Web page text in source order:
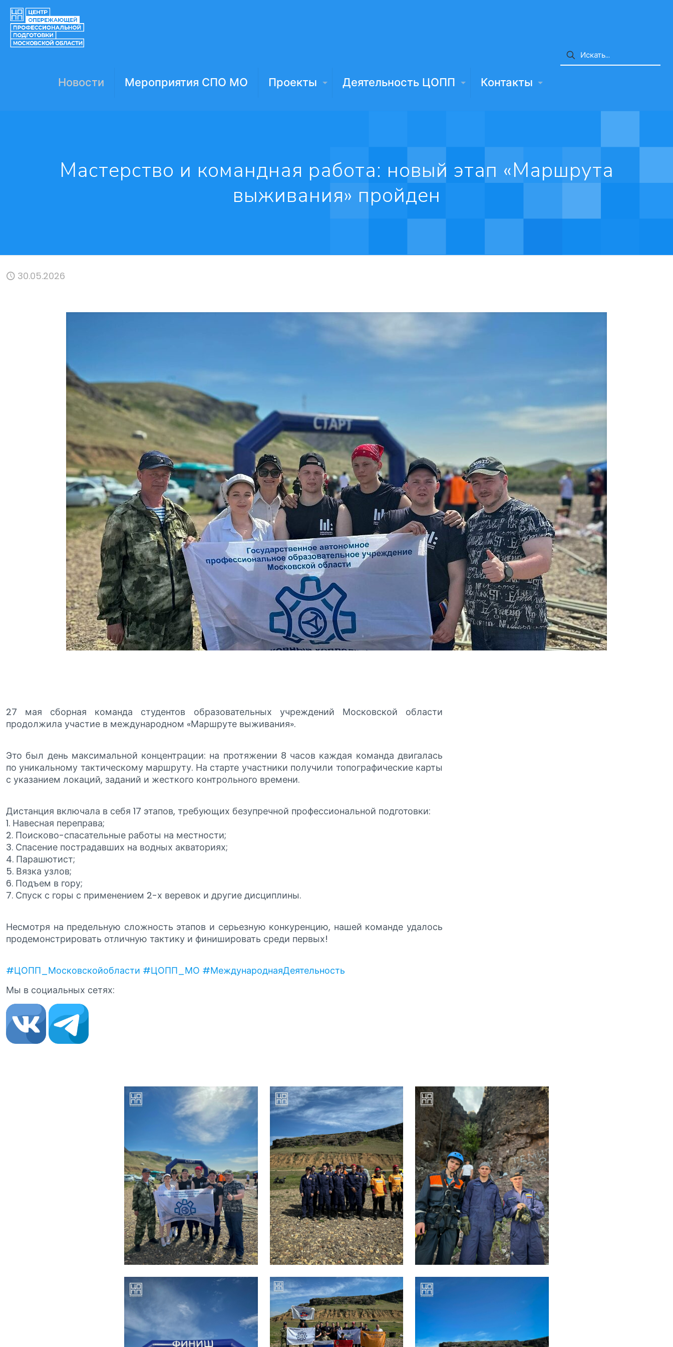
Новости Мероприятия СПО МО Проекты Деятельность ЦОПП Контакты
️Мастерство и командная работа: новый этап «Маршрута
выживания» пройден
30.05.2026
27 мая сборная команда студентов образовательных учреждений Московской области
продолжила участие в международном «Маршруте выживания».
Это был день максимальной концентрации: на протяжении 8 часов каждая команда двигалась
по уникальному тактическому маршруту. На старте участники получили топографические карты
с указанием локаций, заданий и жесткого контрольного времени.
Дистанция включала в себя 17 этапов, требующих безупречной профессиональной подготовки:
1. Навесная переправа;
2. Поисково-спасательные работы на местности;
3. Спасение пострадавших на водных акваториях;
4. Парашютист;
5. Вязка узлов;
6. Подъем в гору;
7. Спуск с горы с применением 2-х веревок и другие дисциплины.
Несмотря на предельную сложность этапов и серьезную конкуренцию, нашей команде удалось
продемонстрировать отличную тактику и финишировать среди первых!
#ЦОПП_Московскойобласти #ЦОПП_МО #МеждународнаяДеятельность
Мы в социальных сетях: